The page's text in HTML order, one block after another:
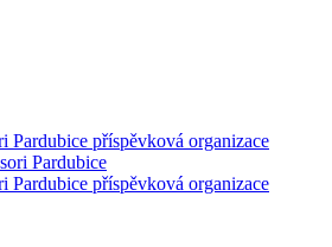
Pardubice příspěvková organizace
Pardubice příspěvková organizace